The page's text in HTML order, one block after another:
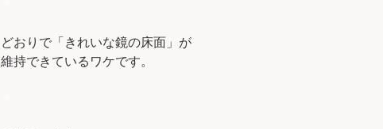
どおりで「きれいな鏡の床面」が
維持できているワケです。